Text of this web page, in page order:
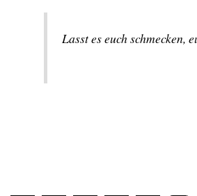
Lasst es euch schmecken,